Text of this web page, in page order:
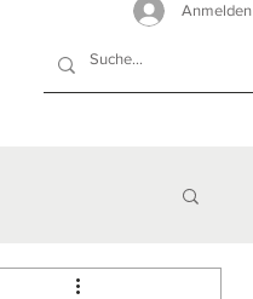
Anmelden